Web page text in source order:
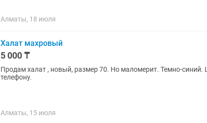
Алматы, 18 июля
Халат махровый
5 000 ₸
Продам халат , новый, размер 70. Но маломерит. Темно-синий.
телефону.
Алматы, 15 июля